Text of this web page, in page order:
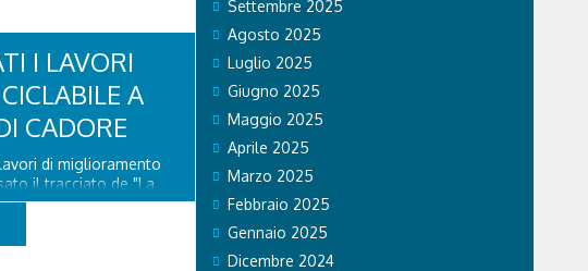
I LAVORI
A
CADORE
di miglioramento
il tracciato de "La
a San Vito di
della nuova
il ripristino della
Settembre 2025
Agosto 2025
Luglio 2025
Giugno 2025
Maggio 2025
Aprile 2025
Marzo 2025
Febbraio 2025
Gennaio 2025
Dicembre 2024